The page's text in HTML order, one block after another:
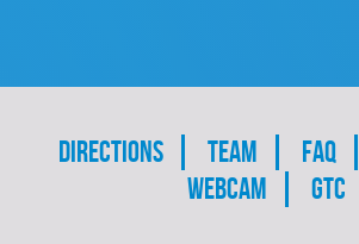
Skip
navigation
Directions Team FAQ
Webcam
GTC